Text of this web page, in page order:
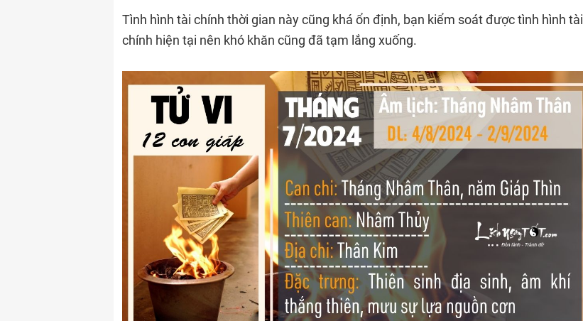
Tình hình tài chính thời gian này cũng khá ổn định, bạn kiểm soát được tình hình tài
chính hiện tại nên khó khăn cũng đã tạm lắng xuống.